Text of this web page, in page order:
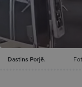
Dastins Porjē.